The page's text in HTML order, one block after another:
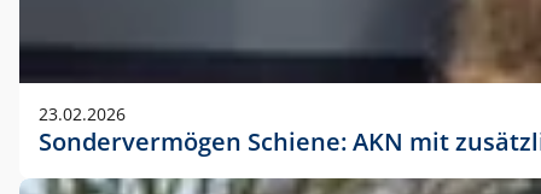
23.02.2026
Sondervermögen Schiene: AKN mit